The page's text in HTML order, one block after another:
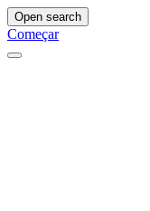
Open search
Começar